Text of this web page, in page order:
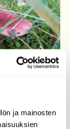
ja mainosten